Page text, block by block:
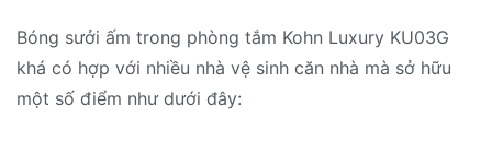
Bóng sưởi ấm trong phòng tắm Kohn Luxury KU03G
khá có hợp với nhiều nhà vệ sinh căn nhà mà sở hữu
một số điểm như dưới đây: